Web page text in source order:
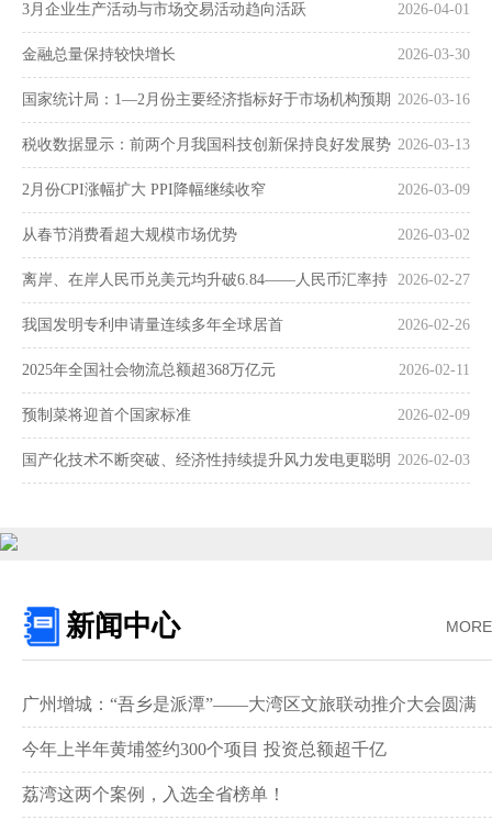
2026-04-01
3月企业生产活动与市场交易活动趋向活跃
2026-03-30
金融总量保持较快增长
2026-03-16
国家统计局：1—2月份主要经济指标好于市场机构预期
2026-03-13
税收数据显示：前两个月我国科技创新保持良好发展势
头 2026-03-09
2月份CPI涨幅扩大 PPI降幅继续收窄
2026-03-02
从春节消费看超大规模市场优势
2026-02-27
离岸、在岸人民币兑美元均升破6.84——人民币汇率持
续走强 2026-02-26
我国发明专利申请量连续多年全球居首
2026-02-11
2025年全国社会物流总额超368万亿元
2026-02-09
预制菜将迎首个国家标准
2026-02-03
国产化技术不断突破、经济性持续提升风力发电更聪明
MORE
新闻中心
广州增城：“吾乡是派潭”——大湾区文旅联动推介大会圆满
举行
今年上半年黄埔签约300个项目 投资总额超千亿
荔湾这两个案例，入选全省榜单！